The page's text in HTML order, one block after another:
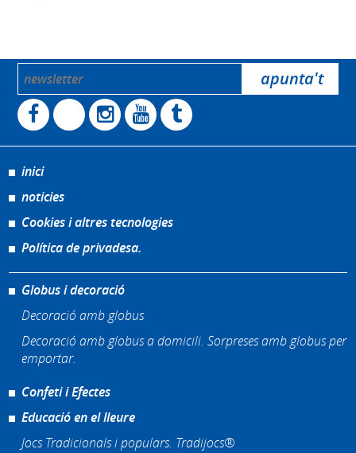
inici
noticies
Cookies i altres tecnologies
Política de privadesa.
Globus i decoració
Decoració amb globus
Decoració amb globus a domicili. Sorpreses amb globus per
emportar.
Confeti i Efectes
Educació en el lleure
Jocs Tradicionals i populars. Tradijocs®